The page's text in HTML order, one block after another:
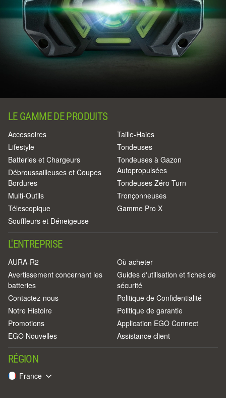
LE GAMME DE PRODUITS
Accessoires
Lifestyle
Batteries et Chargeurs
Débroussailleuses et Coupes
Bordures
Multi-Outils
Télescopique
Souffleurs et Déneigeuse
Taille-Haies
Tondeuses
Tondeuses à Gazon
Autopropulsées
Tondeuses Zéro Turn
Tronçonneuses
Gamme Pro X
L'ENTREPRISE
AURA-R2
Avertissement concernant les
batteries
Contactez-nous
Notre Histoire
Promotions
EGO Nouvelles
Où acheter
Guides d'utilisation et fiches de
sécurité
Politique de Confidentialité
Politique de garantie
Application EGO Connect
Assistance client
RÉGION
France